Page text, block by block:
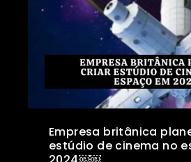
Empresa britânica
estúdio de cinema no